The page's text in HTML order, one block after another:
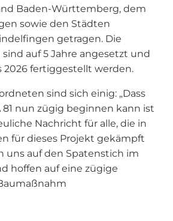
Baden-Württemberg, dem
sowie den Städten
getragen. Die
auf 5 Jahre angesetzt und
2026 fertiggestellt werden.
sind sich einig: „Dass
81 nun zügig beginnen kann ist
Nachricht für alle, die in
für dieses Projekt gekämpft
uns auf den Spatenstich im
hoffen auf eine zügige